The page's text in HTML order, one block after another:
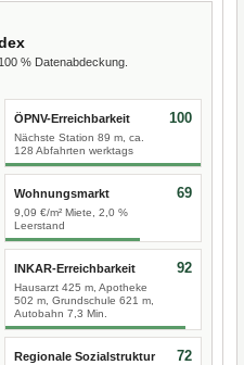
% Datenabdeckung.
ÖPNV-Erreichbarkeit
Nächste Station 89 m, ca.
128 Abfahrten werktags
100
Wohnungsmarkt
9,09 €/m² Miete, 2,0 %
Leerstand
69
INKAR-Erreichbarkeit
Hausarzt 425 m, Apotheke
502 m, Grundschule 621 m,
Autobahn 7,3 Min.
92
Regionale Sozialstruktur 72